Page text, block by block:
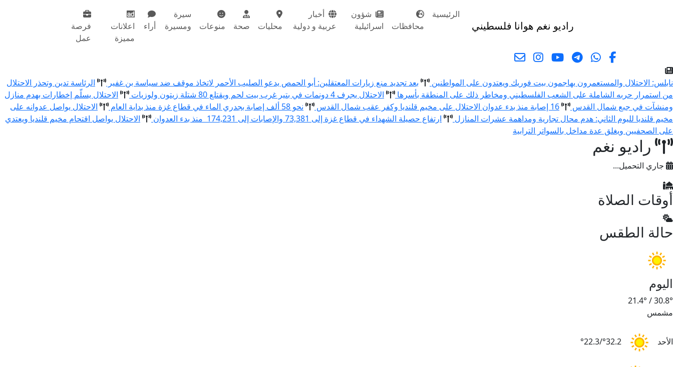
راديو نغم هوانا فلسطيني
الرئيسية
محافظات
شؤون
اسرائيلية
أخبار
عربية و دولية
محليات صحة منوعات
سيرة
ومسيرة
أراء
اعلانات
مميزة
فرصة
عمل
نابلس: الاحتلال والمستعمرون يهاجمون بيت فوريك ويعتدون على المواطنين بعد تجديد منع زيارات المعتقلين: أبو الحمص يدعو الصليب الأحمر لاتخاذ موقف ضد سياسة بن غفير
الرئاسة تدين وتحذر الاحتلال
من استمرار حربه الشاملة على الشعب الفلسطيني ومخاطر ذلك على المنطقة بأسرها
الاحتلال يجرف 4 دونمات في بتير غرب بيت لحم ويقتلع 80 شتلة زيتون ولوزيات
الاحتلال يسلّم إخطارات بهدم منازل
ومنشآت في جبع شمال القدس
16 إصابة منذ بدء عدوان الاحتلال على مخيم قلنديا وكفر عقب شمال القدس نحو 58 ألف إصابة بجدري الماء في قطاع غزة منذ بداية العام
الاحتلال يواصل عدوانه على
مخيم قلنديا لليوم الثاني: هدم محال تجارية ومداهمة عشرات المنازل
ارتفاع حصيلة الشهداء في قطاع غزة إلى 73,381 والإصابات إلى 174,231 منذ بدء العدوان
الاحتلال يواصل اقتحام مخيم قلنديا ويعتدي
على الصحفيين ويغلق عدة مداخل بالسواتر الترابية
راديو نغم
جاري التحميل...
أوقات الصلاة
حالة الطقس
اليوم
30.8°
/
21.4°
مشمس
الأحد 32.2°/22.3°